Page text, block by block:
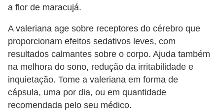
a flor de maracujá.
A valeriana age sobre receptores do cérebro que
proporcionam efeitos sedativos leves, com
resultados calmantes sobre o corpo. Ajuda também
na melhora do sono, redução da irritabilidade e
inquietação. Tome a valeriana em forma de
cápsula, uma por dia, ou em quantidade
recomendada pelo seu médico.